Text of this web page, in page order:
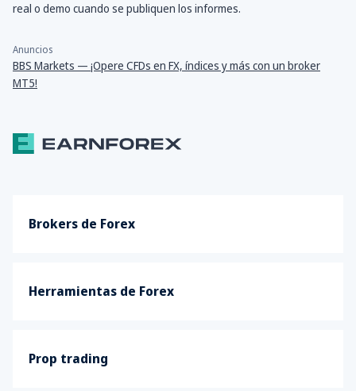
real o demo cuando se publiquen los informes.
Anuncios
BBS Markets — ¡Opere CFDs en FX, índices y más con un broker
MT5!
Brokers de Forex
Herramientas de Forex
Prop trading